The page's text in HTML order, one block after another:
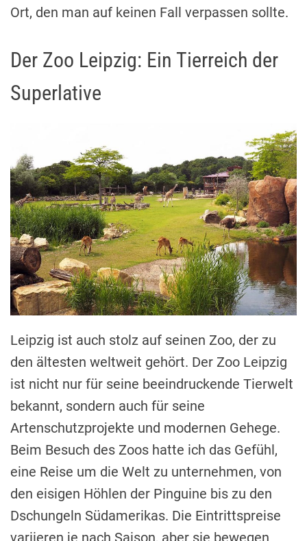
Ort, den man auf keinen Fall verpassen sollte.
Der Zoo Leipzig: Ein Tierreich der
Superlative
Leipzig ist auch stolz auf seinen Zoo, der zu
den ältesten weltweit gehört. Der Zoo Leipzig
ist nicht nur für seine beeindruckende Tierwelt
bekannt, sondern auch für seine
Artenschutzprojekte und modernen Gehege.
Beim Besuch des Zoos hatte ich das Gefühl,
eine Reise um die Welt zu unternehmen, von
den eisigen Höhlen der Pinguine bis zu den
Dschungeln Südamerikas. Die Eintrittspreise
variieren je nach Saison, aber sie bewegen